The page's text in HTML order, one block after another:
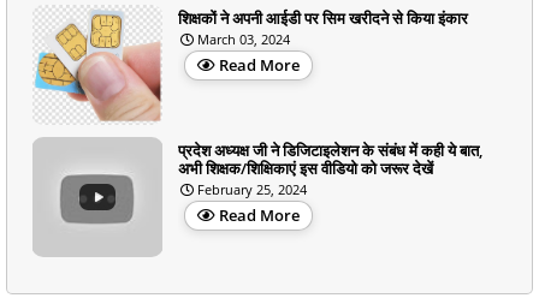
शिक्षकों ने अपनी आईडी पर सिम खरीदने से किया इंकार
March 03, 2024
Read More
प्रदेश अध्यक्ष जी ने डिजिटाइलेशन के संबंध में कही ये बात,
अभी शिक्षक/शिक्षिकाएं इस वीडियो को जरूर देखें
February 25, 2024
Read More